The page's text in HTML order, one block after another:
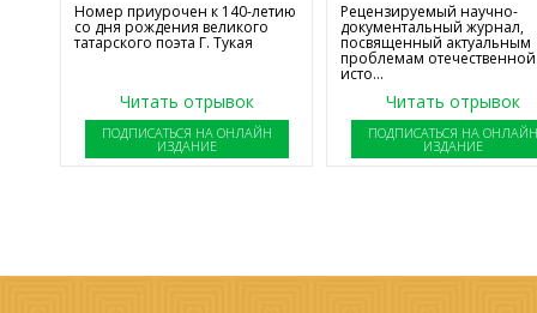
Номер приурочен к 140-летию
со дня рождения великого
татарского поэта Г. Тукая
Читать отрывок
ПОДПИСАТЬСЯ НА ОНЛАЙН
ИЗДАНИЕ
Рецензируемый научно-
документальный журнал,
посвященный актуальным
проблемам отечественной
исто...
Читать отрывок
ПОДПИСАТЬСЯ НА
ИЗДАНИЕ